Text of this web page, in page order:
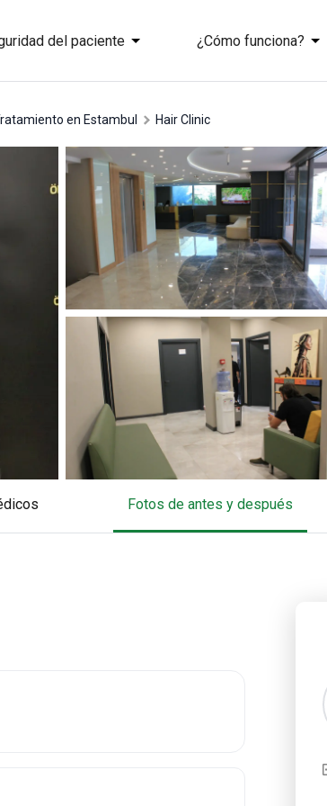
del paciente ¿Cómo funciona?
tratamiento en Estambul Hair Clinic
Fotos de antes y después